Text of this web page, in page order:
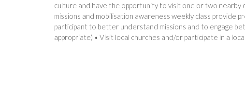
culture and have the opportunity to visit one or two
missions and mobilisation awareness weekly class provide
participant to better understand missions and to engage
appropriate) • Visit local churches and/or participate in a